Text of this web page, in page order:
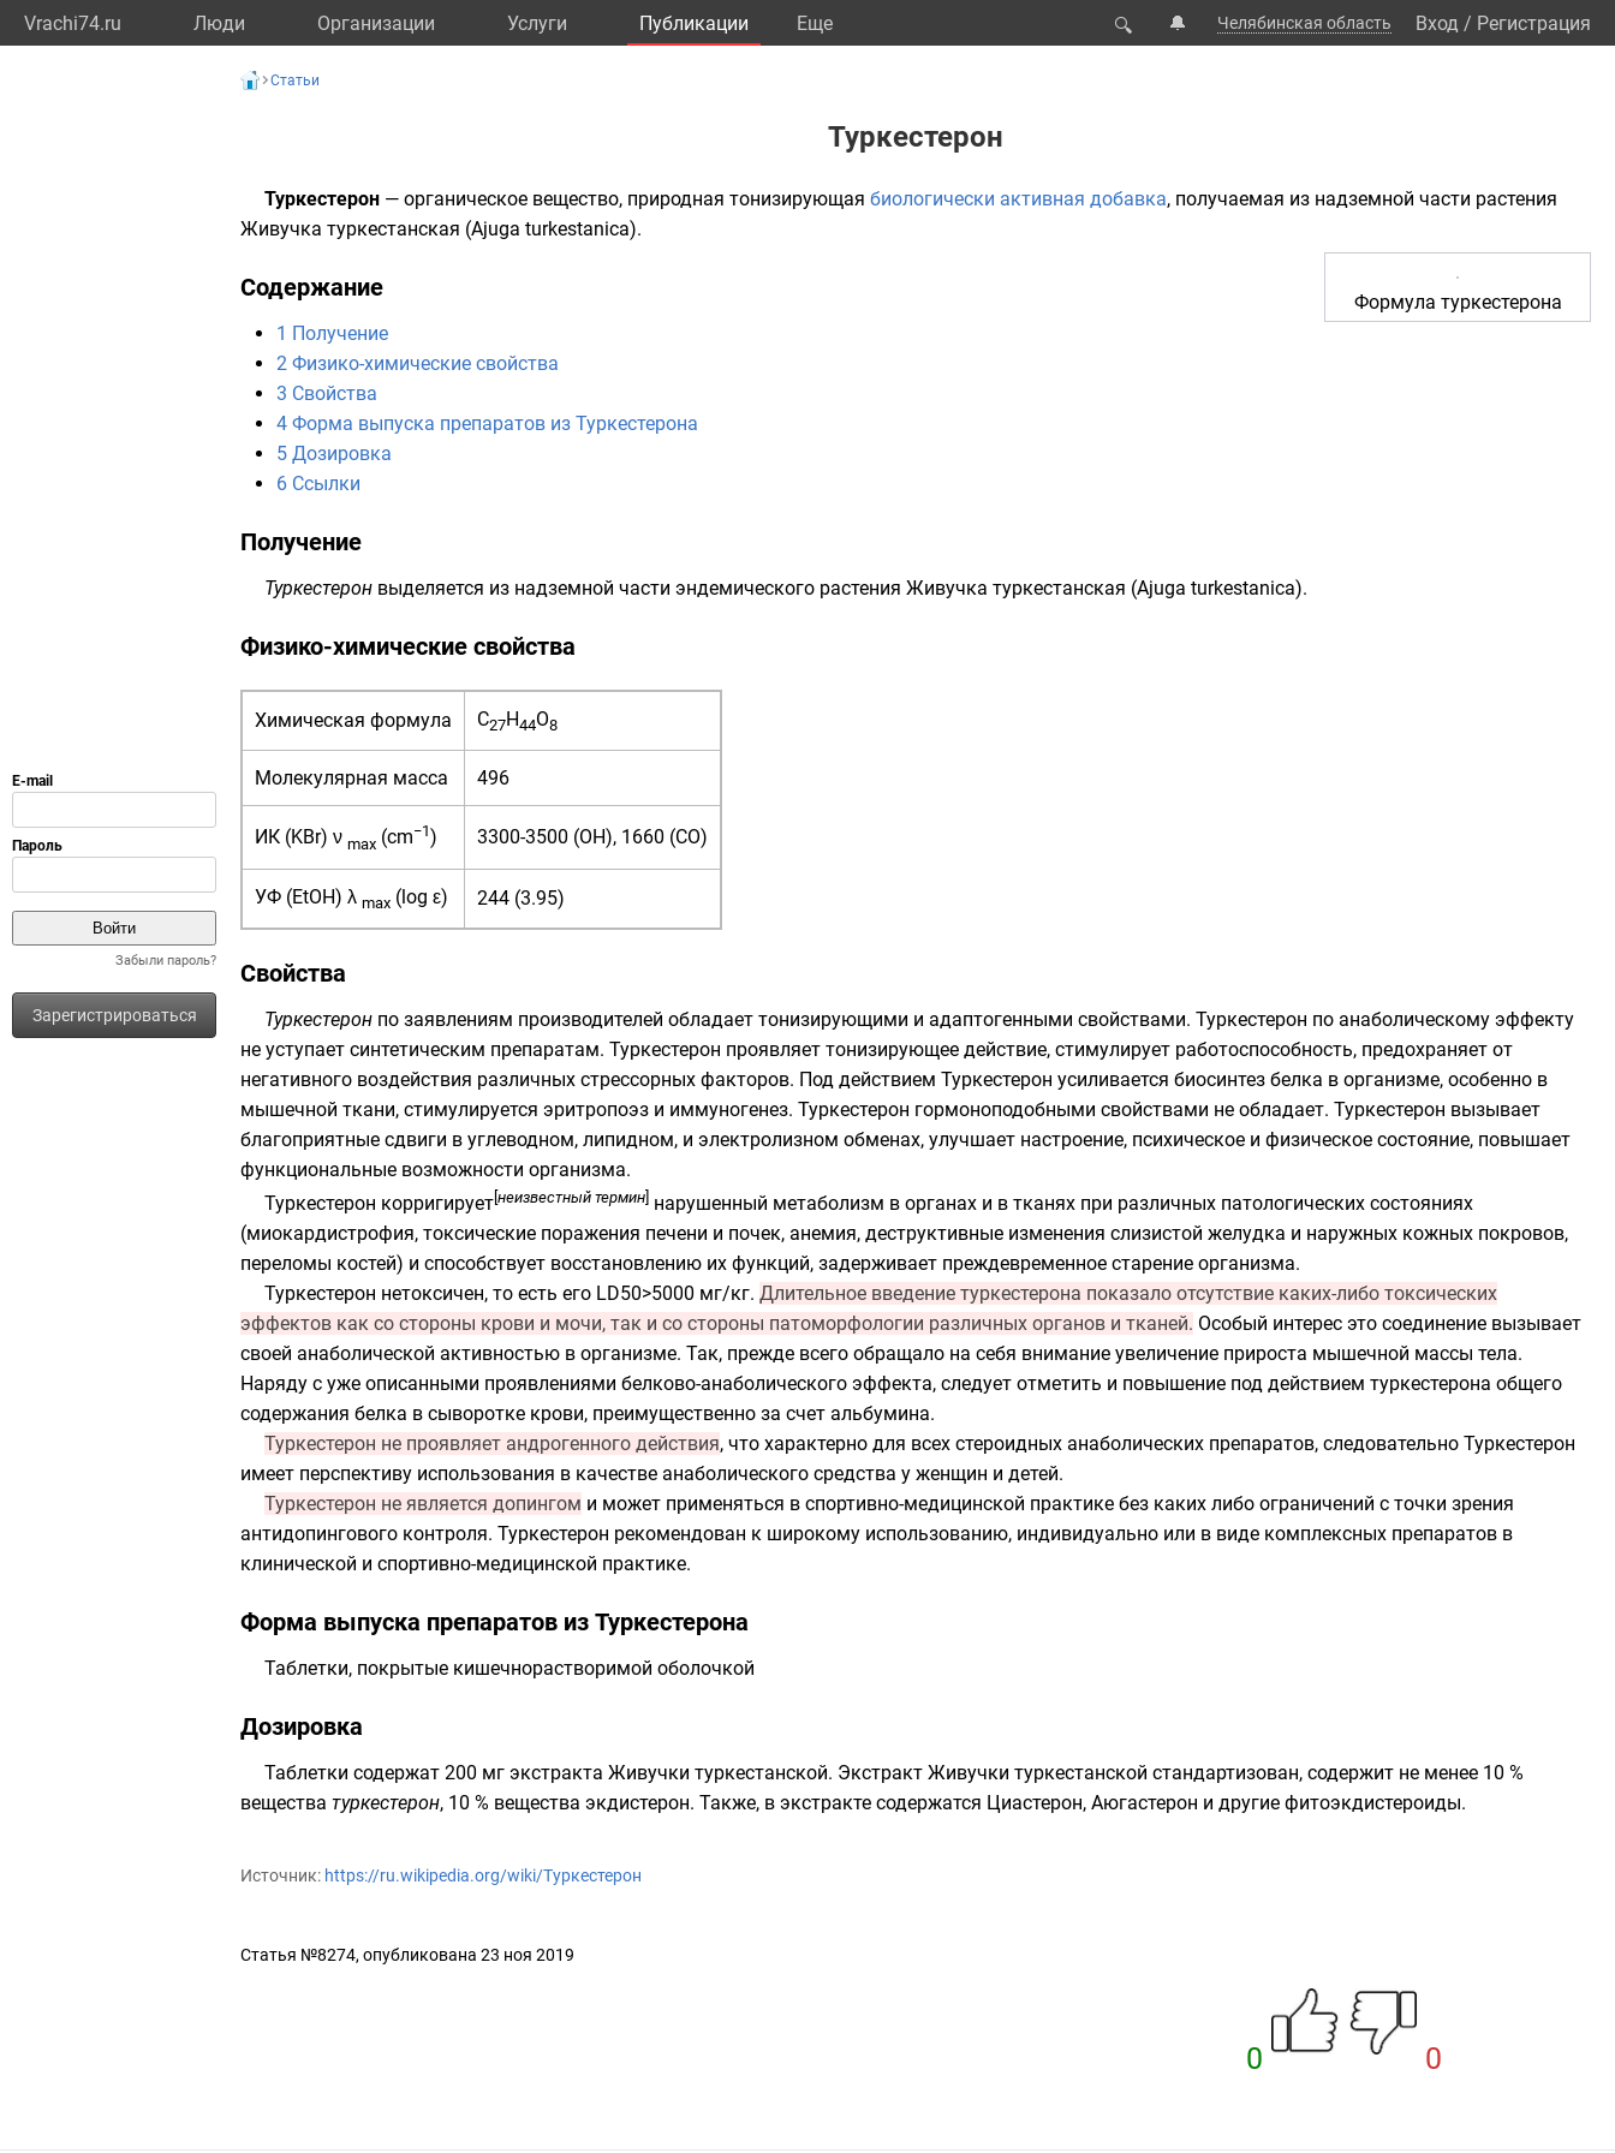
Vrachi74.ru Люди Организации Услуги Публикации Eще 🔍 🔔 Челябинская область Вход / Регистрация
Забыли пароль?
Зарегистрироваться
Статьи
Туркестерон
Туркестерон — органическое вещество, природная тонизирующая биологически активная добавка, получаемая из надземной части растения
Живучка туркестанская (Ajuga turkestanica).
Формула туркестерона
Содержание
1 Получение
2 Физико-химические свойства
3 Свойства
4 Форма выпуска препаратов из Туркестерона
5 Дозировка
6 Ссылки
Получение
Туркестерон выделяется из надземной части эндемического растения Живучка туркестанская (Ajuga turkestanica).
Физико-химические свойства
Химическая формула С27Н44О8
Молекулярная масса 496
ИК (KBr) ν max (cm−1) 3300-3500 (OH), 1660 (CO)
УФ (EtOH) λ max (log ε) 244 (3.95)
Свойства
Туркестерон по заявлениям производителей обладает тонизирующими и адаптогенными свойствами. Туркестерон по анаболическому эффекту
не уступает синтетическим препаратам. Туркестерон проявляет тонизирующее действие, стимулирует работоспособность, предохраняет от
негативного воздействия различных стрессорных факторов. Под действием Туркестерон усиливается биосинтез белка в организме, особенно в
мышечной ткани, стимулируется эритропоэз и иммуногенез. Туркестерон гормоноподобными свойствами не обладает. Туркестерон вызывает
благоприятные сдвиги в углеводном, липидном, и электролизном обменах, улучшает настроение, психическое и физическое состояние, повышает
функциональные возможности организма.
Туркестерон корригирует неизвестный термин нарушенный метаболизм в органах и в тканях при различных патологических состояниях
(миокардистрофия, токсические поражения печени и почек, анемия, деструктивные изменения слизистой желудка и наружных кожных покровов,
переломы костей) и способствует восстановлению их функций, задерживает преждевременное старение организма.
Туркестерон нетоксичен, то есть его LD50>5000 мг/кг. Длительное введение туркестерона показало отсутствие каких-либо токсических
эффектов как со стороны крови и мочи, так и со стороны патоморфологии различных органов и тканей. Особый интерес это соединение вызывает
своей анаболической активностью в организме. Так, прежде всего обращало на себя внимание увеличение прироста мышечной массы тела.
Наряду с уже описанными проявлениями белково-анаболического эффекта, следует отметить и повышение под действием туркестерона общего
содержания белка в сыворотке крови, преимущественно за счет альбумина.
Туркестерон не проявляет андрогенного действия, что характерно для всех стероидных анаболических препаратов, следовательно Туркестерон
имеет перспективу использования в качестве анаболического средства у женщин и детей.
Туркестерон не является допингом и может применяться в спортивно-медицинской практике без каких либо ограничений с точки зрения
антидопингового контроля. Туркестерон рекомендован к широкому использованию, индивидуально или в виде комплексных препаратов в
клинической и спортивно-медицинской практике.
Форма выпуска препаратов из Туркестерона
Таблетки, покрытые кишечнорастворимой оболочкой
Дозировка
Таблетки содержат 200 мг экстракта Живучки туркестанской. Экстракт Живучки туркестанской стандартизован, содержит не менее 10 %
вещества туркестерон, 10 % вещества экдистерон. Также, в экстракте содержатся Циастерон, Аюгастерон и другие фитоэкдистероиды.
Источник: https://ru.wikipedia.org/wiki/Туркестерон
Статья №8274, опубликована 23 ноя 2019
0 0